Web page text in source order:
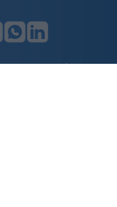
Largo F. Richini, 2/A,